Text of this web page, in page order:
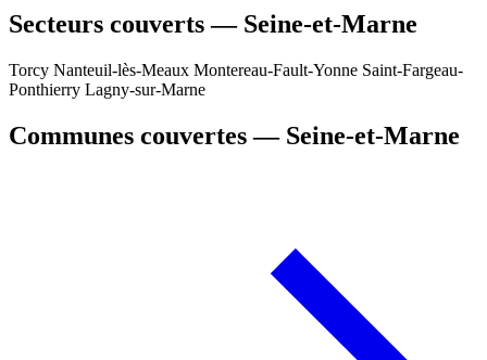
Secteurs couverts — Seine-et-Marne
Torcy Nanteuil-lès-Meaux Montereau-Fault-Yonne Saint-Fargeau-
Ponthierry Lagny-sur-Marne
Communes couvertes — Seine-et-Marne